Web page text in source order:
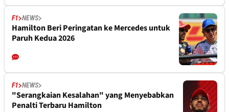
F1 NEWS
Hamilton Beri Peringatan ke Mercedes untuk
Paruh Kedua 2026
F1 NEWS
"Serangkaian Kesalahan" yang Menyebabkan
Penalti Terbaru Hamilton